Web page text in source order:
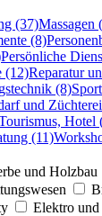
(37)Massagen
(8)
Persönliche
(12)Reparatur
(8)
und
Hotel
(11)
und Holzbau
Elektro